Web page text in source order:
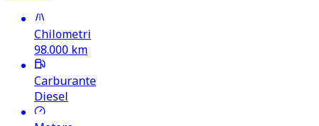
Chilometri
98.000 km
Carburante
Diesel